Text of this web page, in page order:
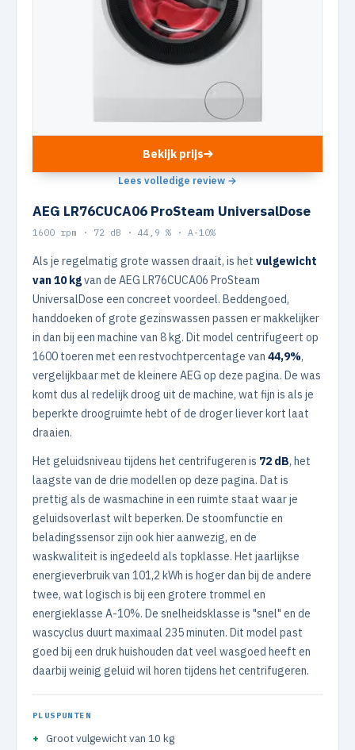
Bekijk prijs
Lees volledige review →
AEG LR76CUCA06 ProSteam UniversalDose
1600 rpm · 72 dB · 44,9 % · A-10%
Als je regelmatig grote wassen draait, is het vulgewicht
van 10 kgvan de AEG LR76CUCA06 ProSteam
UniversalDose een concreet voordeel. Beddengoed,
handdoeken of grote gezinswassen passen er makkelijker
in dan bij een machine van 8 kg. Dit model centrifugeert op
1600 toeren met een restvochtpercentage van 44,9%,
vergelijkbaar met de kleinere AEG op deze pagina. De was
komt dus al redelijk droog uit de machine, wat fijn is als je
beperkte droogruimte hebt of de droger liever kort laat
draaien.
Het geluidsniveau tijdens het centrifugeren is 72 dB, het
laagste van de drie modellen op deze pagina. Dat is
prettig als de wasmachine in een ruimte staat waar je
geluidsoverlast wilt beperken. De stoomfunctie en
beladingssensor zijn ook hier aanwezig, en de
waskwaliteit is ingedeeld als topklasse. Het jaarlijkse
energieverbruik van 101,2 kWh is hoger dan bij de andere
twee, wat logisch is bij een grotere trommel en
energieklasse A-10%. De snelheidsklasse is "snel" en de
wascyclus duurt maximaal 235 minuten. Dit model past
goed bij een druk huishouden dat veel wasgoed heeft en
daarbij weinig geluid wil horen tijdens het centrifugeren.
PLUSPUNTEN
Groot vulgewicht van 10 kg